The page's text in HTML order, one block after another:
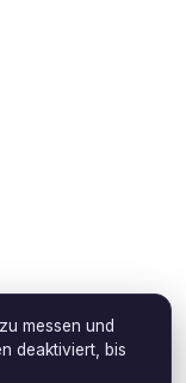
vorbehalten.
messen und
deaktiviert, bis